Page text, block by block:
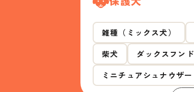
雑種（ミックス犬）
柴犬
ダックスフンド
ミニチュアシュナウザー